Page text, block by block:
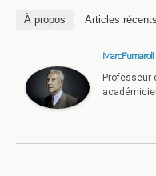
À propos Articles récents
Marc Fumaroli
Professeur